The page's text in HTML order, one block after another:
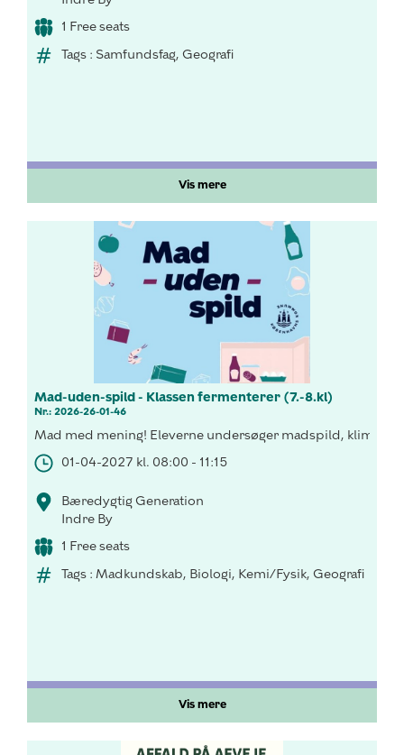
1 Free seats
Tags : Samfundsfag, Geografi
Vis mere
Mad-uden-spild - Klassen fermenterer (7.-8.kl)
Nr.: 2026-26-01-46
Mad med mening! Eleverne undersøger madspild, klima
01-04-2027 kl. 08:00 - 11:15
Bæredygtig Generation
Indre By
1 Free seats
Tags : Madkundskab, Biologi, Kemi/Fysik, Geografi
Vis mere